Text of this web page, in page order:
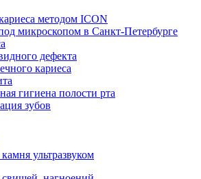
методом ICON
микроскопом в Санкт-Петербурге
дефекта
кариеса
гигиена полости рта
зубов
ультразвуком